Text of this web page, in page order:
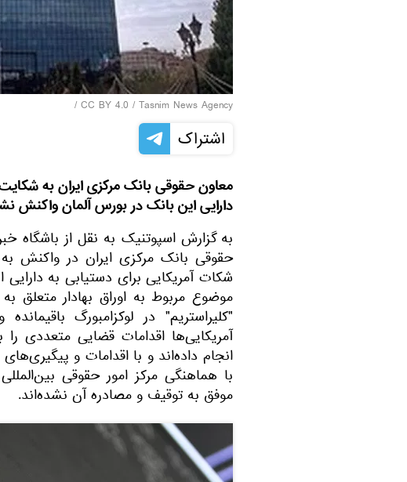
CC BY 4.0 / Tasnim News Agency
/
اشتراک
معاون حقوقی بانک مرکزی ایران به
دارایی این بانک در بورس آلمان واکنش
به گزارش اسپوتنیک به نقل از باشگاه
حقوقی بانک مرکزی ایران در واکنش
شکات آمریکایی برای دستیابی به
موضوع مربوط به اوراق بهادار متعلق به
"کلیراستریم" در لوکزامبورگ
آمریکایی‌ها اقدامات قضایی متعددی
انجام داده‌اند و با اقدامات و
با هماهنگی مرکز امور حقوقی
موفق به توقیف و مصادره آن نشده‌اند.